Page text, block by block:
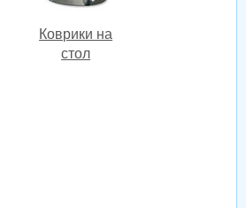
Коврики на
стол